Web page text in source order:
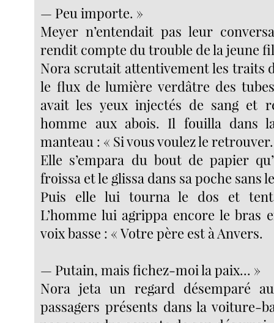
— Peu importe. »
Meyer n’entendait pas leur
rendit compte du trouble de la jeune
Nora scrutait attentivement les traits
le flux de lumière verdâtre des
avait les yeux injectés de sang et
homme aux abois. Il fouilla dans
manteau : « Si vous voulez le
Elle s’empara du bout de papier
froissa et le glissa dans sa poche sans
Puis elle lui tourna le dos et
L’homme lui agrippa encore le bras
voix basse : « Votre père est à Anvers.
— Putain, mais fichez-moi la paix... »
Nora jeta un regard désemparé
passagers présents dans la voiture-